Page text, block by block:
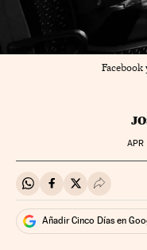
Facebook
APR
Compartir en
Compartir en
Compartir en
Añadir Cinco Días en